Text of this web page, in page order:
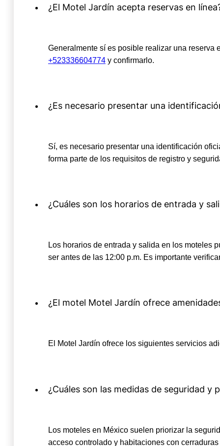
¿El Motel Jardín acepta reservas en
Generalmente sí es posible realizar una reserva
+523336604774 y confirmarlo.
¿Es necesario presentar una
Sí, es necesario presentar una identificación
forma parte de los requisitos de registro y
¿Cuáles son los horarios de entrada y
Los horarios de entrada y salida en los moteles
ser antes de las 12:00 p.m. Es importante
¿El motel Motel Jardín ofrece
El Motel Jardín ofrece los siguientes servicios
¿Cuáles son las medidas de seguridad y
Los moteles en México suelen priorizar la
acceso controlado y habitaciones con